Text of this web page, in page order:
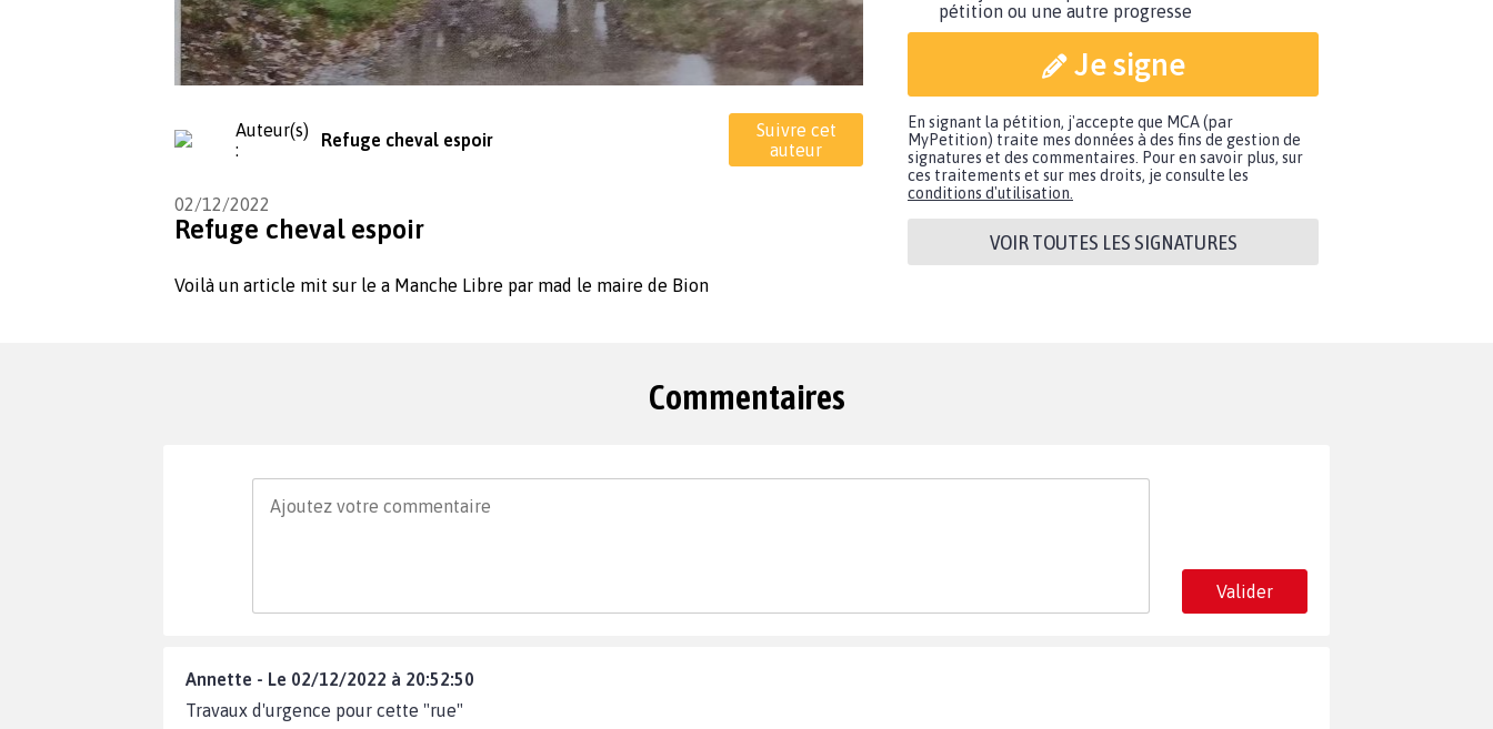
Auteur(s)
:
Refuge cheval espoir
Suivre cet
auteur
02/12/2022
Refuge cheval espoir
Voilà un article mit sur le a Manche Libre par mad le maire de Bion
pétition ou une autre progresse
Je signe
En signant la pétition, j'accepte que MCA (par
MyPetition) traite mes données à des fins de gestion de
signatures et des commentaires. Pour en savoir plus, sur
ces traitements et sur mes droits, je consulte les
conditions d'utilisation.
VOIR TOUTES LES SIGNATURES
Commentaires
Valider
Annette - Le 02/12/2022 à 20:52:50
Travaux d'urgence pour cette "rue"